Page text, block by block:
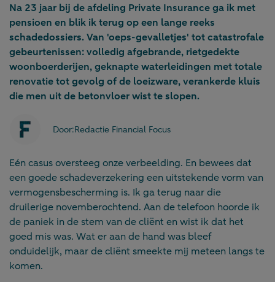
Na 23 jaar bij de afdeling Private Insurance ga ik met
pensioen en blik ik terug op een lange reeks
schadedossiers. Van 'oeps-gevalletjes' tot catastrofale
gebeurtenissen: volledig afgebrande, rietgedekte
woonboerderijen, geknapte waterleidingen met totale
renovatie tot gevolg of de loeizware, verankerde kluis
die men uit de betonvloer wist te slopen.
Door:Redactie Financial Focus
Eén casus oversteeg onze verbeelding. En bewees dat
een goede schadeverzekering een uitstekende vorm van
vermogensbescherming is. Ik ga terug naar die
druilerige novemberochtend. Aan de telefoon hoorde ik
de paniek in de stem van de cliënt en wist ik dat het
goed mis was. Wat er aan de hand was bleef
onduidelijk, maar de cliënt smeekte mij meteen langs te
komen.